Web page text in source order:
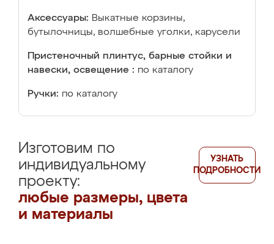
Аксессуары: Выкатные корзины,
бутылочницы, волшебные уголки, карусели
Пристеночный плинтус, барные стойки и
навески, освещение : по каталогу
Ручки: по каталогу
Изготовим по
индивидуальному
проекту:
любые размеры, цвета
и материалы
УЗНАТЬ
ПОДРОБНОСТИ